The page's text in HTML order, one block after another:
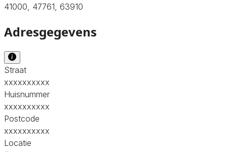
41000, 47761, 63910
Adresgegevens
Straat
xxxxxxxxxx
Huisnummer
xxxxxxxxxx
Postcode
xxxxxxxxxx
Locatie